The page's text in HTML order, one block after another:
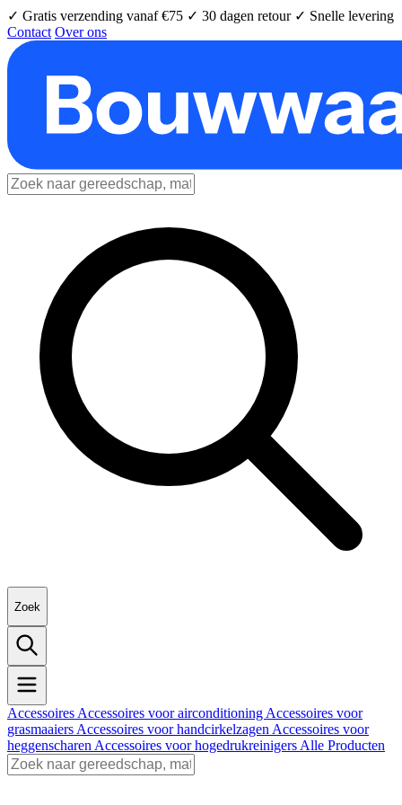
✓ Gratis verzending vanaf €75 ✓ 30 dagen retour ✓ Snelle levering
Contact Over ons
Zoek
Accessoires Accessoires voor airconditioning Accessoires voor
grasmaaiers Accessoires voor handcirkelzagen Accessoires voor
heggenscharen Accessoires voor hogedrukreinigers Alle Producten